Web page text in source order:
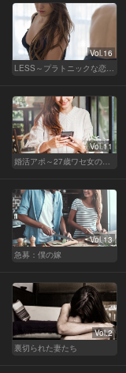
Vol.16
LESS～プラトニックな恋人～
Vol.11
婚活アポ～27歳ワセ女の場合～
Vol.13
急募：僕の嫁
Vol.2
裏切られた妻たち